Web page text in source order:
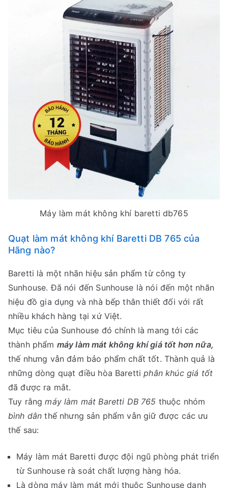
Máy làm mát không khí baretti db765
Quạt làm mát không khí Baretti DB 765 của
Hãng nào?
Baretti là một nhãn hiệu sản phẩm từ công ty
Sunhouse. Đã nói đến Sunhouse là nói đến một nhãn
hiệu đồ gia dụng và nhà bếp thân thiết đối với rất
nhiều khách hàng tại xứ Việt.
Mục tiêu của Sunhouse đó chính là mang tới các
thành phẩm máy làm mát không khí giá tốt hơn nữa,
thế nhưng vẫn đảm bảo phẩm chất tốt. Thành quả là
những dòng quạt điều hòa Barettiphân khúc giá tốt
đã được ra mắt.
Tuy rằngmáy làm mát Baretti DB 765 thuộc nhóm
bình dân thế nhưng sản phẩm vẫn giữ được các ưu
thế sau:
Máy làm mát Baretti được đội ngũ phòng phát triển
từ Sunhouse rà soát chất lượng hàng hóa.
Là dòng máy làm mát mới thuộc Sunhouse danh